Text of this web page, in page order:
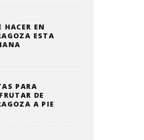
HACER EN
ESTA
PARA
DE
A PIE